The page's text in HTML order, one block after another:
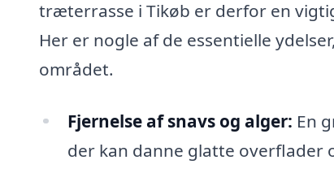
træterrasse i Tikøb er derfor en
Her er nogle af de essentielle
området.
Fjernelse af snavs og alger: En
der kan danne glatte